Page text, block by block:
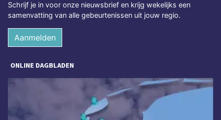
Schrijf je in voor onze nieuwsbrief en krijg wekelijks een
samenvatting van alle gebeurtenissen uit jouw regio.
Aanmelden
ONLINE DAGBLADEN